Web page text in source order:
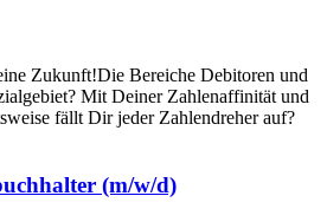
Zukunft!Die Bereiche Debitoren und
Mit Deiner Zahlenaffinität und
fällt Dir jeder Zahlendreher auf?
(m/w/d)